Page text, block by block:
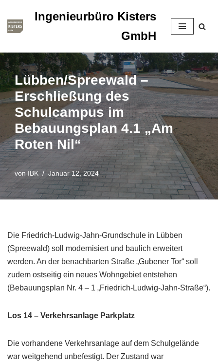
Zum
springen
Ingenieurbüro Kisters
GmbH
Lübben/Spreewald –
Erschließung des
Schulcampus im
Bebauungsplan 4.1 „Am
Roten Nil“
von IBK Januar 12, 2024
Die Friedrich-Ludwig-Jahn-Grundschule in Lübben
(Spreewald) soll modernisiert und baulich erweitert
werden. An der benachbarten Straße „Gubener Tor“ soll
zudem ostseitig ein neues Wohngebiet entstehen
(Bebauungsplan Nr. 4 – 1 „Friedrich-Ludwig-Jahn-Straße“).
Los 14 – Verkehrsanlage Parkplatz
Die vorhandene Verkehrsanlage auf dem Schulgelände
war weitgehend unbefestigt. Der Zustand war